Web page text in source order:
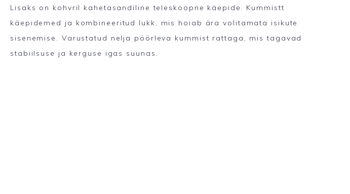
Lisaks on kohvril kahetasandiline teleskoopne käepide. Kummistt
käepidemed ja kombineeritud lukk, mis hoiab ära volitamata isikute
sisenemise. Varustatud nelja pöörleva kummist rattaga, mis tagavad
stabiilsuse ja kerguse igas suunas.